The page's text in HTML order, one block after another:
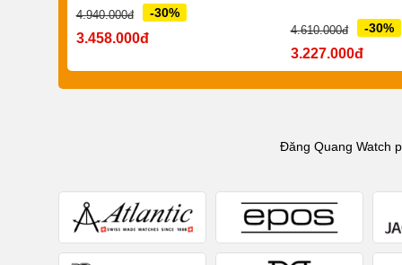
4.940.000đ -30%
3.458.000đ
4.610.000đ -30%
3.227.000đ
Đăng Quang Watch